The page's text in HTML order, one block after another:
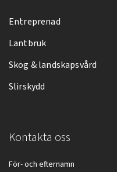
Entreprenad
Lantbruk
Skog & landskapsvård
Slirskydd
Kontakta oss